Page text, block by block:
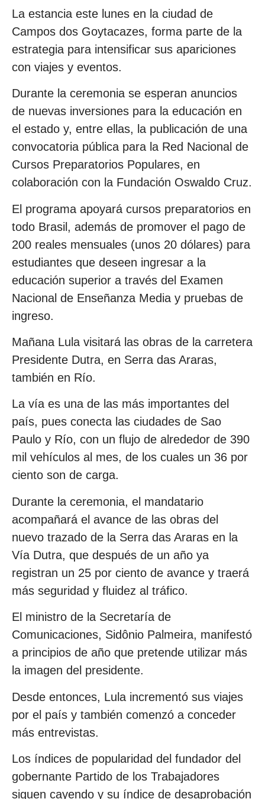
La estancia este lunes en la ciudad de
Campos dos Goytacazes, forma parte de la
estrategia para intensificar sus apariciones
con viajes y eventos.
Durante la ceremonia se esperan anuncios
de nuevas inversiones para la educación en
el estado y, entre ellas, la publicación de una
convocatoria pública para la Red Nacional de
Cursos Preparatorios Populares, en
colaboración con la Fundación Oswaldo Cruz.
El programa apoyará cursos preparatorios en
todo Brasil, además de promover el pago de
200 reales mensuales (unos 20 dólares) para
estudiantes que deseen ingresar a la
educación superior a través del Examen
Nacional de Enseñanza Media y pruebas de
ingreso.
Mañana Lula visitará las obras de la carretera
Presidente Dutra, en Serra das Araras,
también en Río.
La vía es una de las más importantes del
país, pues conecta las ciudades de Sao
Paulo y Río, con un flujo de alrededor de 390
mil vehículos al mes, de los cuales un 36 por
ciento son de carga.
Durante la ceremonia, el mandatario
acompañará el avance de las obras del
nuevo trazado de la Serra das Araras en la
Vía Dutra, que después de un año ya
registran un 25 por ciento de avance y traerá
más seguridad y fluidez al tráfico.
El ministro de la Secretaría de
Comunicaciones, Sidônio Palmeira, manifestó
a principios de año que pretende utilizar más
la imagen del presidente.
Desde entonces, Lula incrementó sus viajes
por el país y también comenzó a conceder
más entrevistas.
Los índices de popularidad del fundador del
gobernante Partido de los Trabajadores
siguen cayendo y su índice de desaprobación